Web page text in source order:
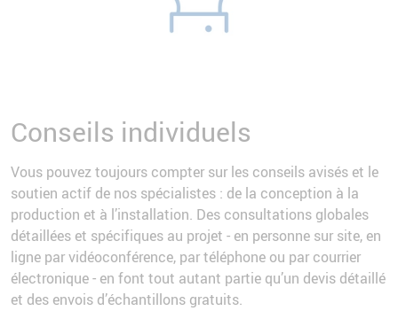
Conseils individuels
Vous pouvez toujours compter sur les conseils avisés et le
soutien actif de nos spécialistes : de la conception à la
production et à l’installation. Des consultations globales
détaillées et spécifiques au projet - en personne sur site, en
ligne par vidéoconférence, par téléphone ou par courrier
électronique - en font tout autant partie qu’un devis détaillé
et des envois d’échantillons gratuits.